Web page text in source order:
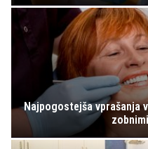
Najpogostejša vprašanja